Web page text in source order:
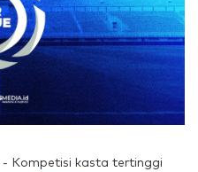
- Kompetisi kasta tertinggi